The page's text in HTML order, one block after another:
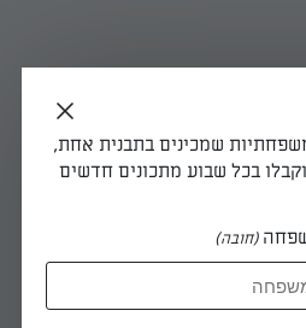
שמכינים בתבנית אחת,
בכל שבוע מתכונים חדשים
(חובה)